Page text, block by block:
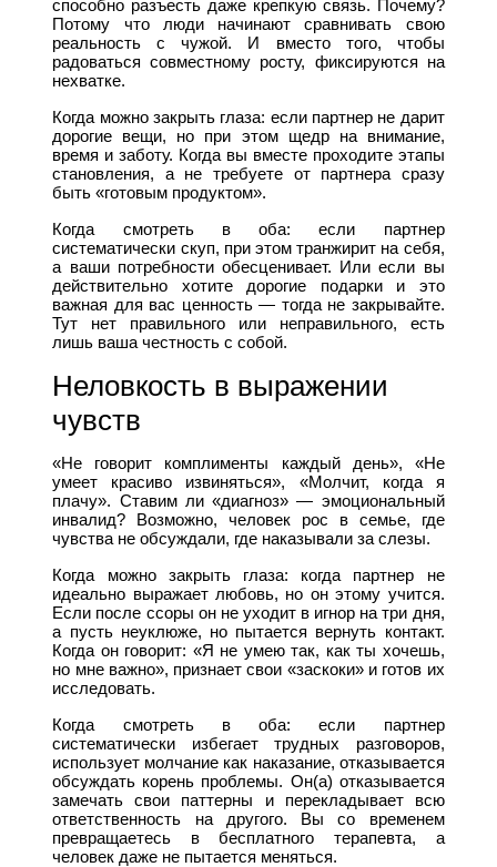
способно разъесть даже крепкую связь. Почему?
Потому что люди начинают сравнивать свою
реальность с чужой. И вместо того, чтобы
радоваться совместному росту, фиксируются на
нехватке.
Когда можно закрыть глаза: если партнер не дарит
дорогие вещи, но при этом щедр на внимание,
время и заботу. Когда вы вместе проходите этапы
становления, а не требуете от партнера сразу
быть «готовым продуктом».
Когда смотреть в оба: если партнер
систематически скуп, при этом транжирит на себя,
а ваши потребности обесценивает. Или если вы
действительно хотите дорогие подарки и это
важная для вас ценность — тогда не закрывайте.
Тут нет правильного или неправильного, есть
лишь ваша честность с собой.
Неловкость в выражении
чувств
«Не говорит комплименты каждый день», «Не
умеет красиво извиняться», «Молчит, когда я
плачу». Ставим ли «диагноз» — эмоциональный
инвалид? Возможно, человек рос в семье, где
чувства не обсуждали, где наказывали за слезы.
Когда можно закрыть глаза: когда партнер не
идеально выражает любовь, но он этому учится.
Если после ссоры он не уходит в игнор на три дня,
а пусть неуклюже, но пытается вернуть контакт.
Когда он говорит: «Я не умею так, как ты хочешь,
но мне важно», признает свои «заскоки» и готов их
исследовать.
Когда смотреть в оба: если партнер
систематически избегает трудных разговоров,
использует молчание как наказание, отказывается
обсуждать корень проблемы. Он(а) отказывается
замечать свои паттерны и перекладывает всю
ответственность на другого. Вы со временем
превращаетесь в бесплатного терапевта, а
человек даже не пытается меняться.